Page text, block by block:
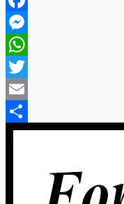
Facebook
Messenger
WhatsApp
Twitter
Email
Share